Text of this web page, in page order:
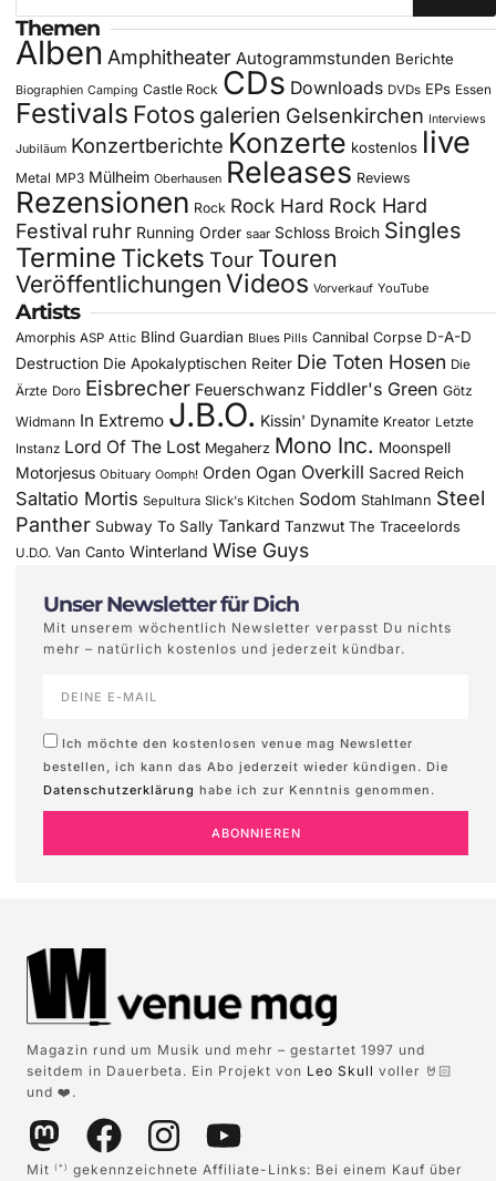
Themen
Alben Amphitheater Autogrammstunden Berichte
Biographien Camping Castle Rock CDs Downloads DVDs EPs Essen
Festivals Fotos galerien Gelsenkirchen Interviews
Jubiläum Konzertberichte Konzerte kostenlos live
Metal MP3 Mülheim Oberhausen Releases Reviews
Rezensionen Rock Rock Hard Rock Hard
Festival ruhr Running Order saar Schloss Broich Singles
Termine Tickets Tour Touren
Veröffentlichungen Videos Vorverkauf YouTube
Artists
Amorphis ASP Attic Blind Guardian Blues Pills Cannibal Corpse D-A-D
Destruction Die Apokalyptischen Reiter Die Toten Hosen Die
Ärzte Doro Eisbrecher Feuerschwanz Fiddler's Green Götz
Widmann In Extremo J.B.O. Kissin' Dynamite Kreator Letzte
Instanz Lord Of The Lost Megaherz Mono Inc. Moonspell
Motorjesus Obituary Oomph! Orden Ogan Overkill Sacred Reich
Saltatio Mortis Sepultura Slick's Kitchen Sodom Stahlmann Steel
Panther Subway To Sally Tankard Tanzwut The Traceelords
U.D.O. Van Canto Winterland Wise Guys
Unser Newsletter für Dich
Mit unserem wöchentlich Newsletter verpasst Du nichts
mehr – natürlich kostenlos und jederzeit kündbar.
Ich möchte den kostenlosen venue mag Newsletter
bestellen, ich kann das Abo jederzeit wieder kündigen. Die
Datenschutzerklärung habe ich zur Kenntnis genommen.
ABONNIEREN
Magazin rund um Musik und mehr – gestartet 1997 und
seitdem in Dauerbeta. Ein Projekt von Leo Skull voller 🤘🏻
und ❤️.
Mit (*)
gekennzeichnete Affiliate-Links: Bei einem Kauf über